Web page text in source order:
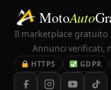
MotoAuto
Il marketplace gratuito
Annunci verificati,
HTTPS GDPR